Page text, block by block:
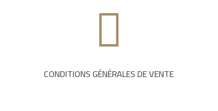

CONDITIONS GÉNÉRALES DE VENTE